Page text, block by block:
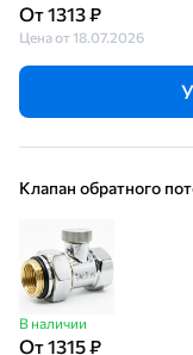
От 1313 ₽
Цена от 18.07.2026
Клапан обратного
В наличии
От 1315 ₽